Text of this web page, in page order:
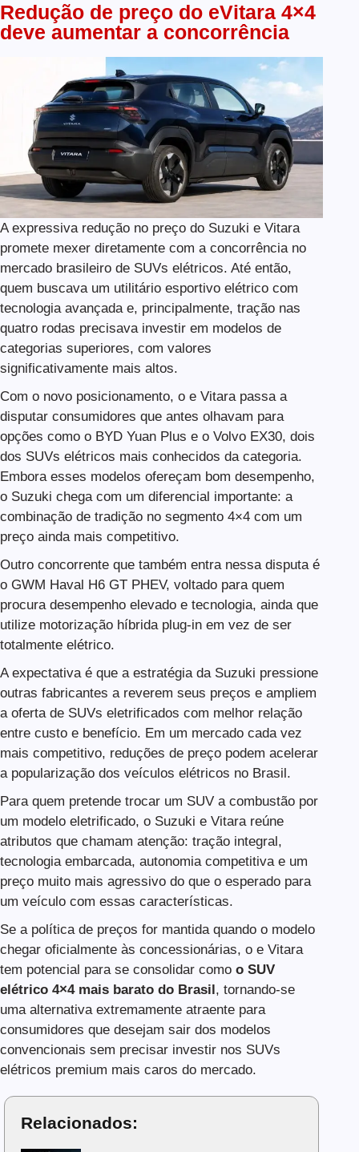
Redução de preço do eVitara 4×4
deve aumentar a concorrência
A expressiva redução no preço do Suzuki e Vitara
promete mexer diretamente com a concorrência no
mercado brasileiro de SUVs elétricos. Até então,
quem buscava um utilitário esportivo elétrico com
tecnologia avançada e, principalmente, tração nas
quatro rodas precisava investir em modelos de
categorias superiores, com valores
significativamente mais altos.
Com o novo posicionamento, o e Vitara passa a
disputar consumidores que antes olhavam para
opções como o BYD Yuan Plus e o Volvo EX30, dois
dos SUVs elétricos mais conhecidos da categoria.
Embora esses modelos ofereçam bom desempenho,
o Suzuki chega com um diferencial importante: a
combinação de tradição no segmento 4×4 com um
preço ainda mais competitivo.
Outro concorrente que também entra nessa disputa é
o GWM Haval H6 GT PHEV, voltado para quem
procura desempenho elevado e tecnologia, ainda que
utilize motorização híbrida plug-in em vez de ser
totalmente elétrico.
A expectativa é que a estratégia da Suzuki pressione
outras fabricantes a reverem seus preços e ampliem
a oferta de SUVs eletrificados com melhor relação
entre custo e benefício. Em um mercado cada vez
mais competitivo, reduções de preço podem acelerar
a popularização dos veículos elétricos no Brasil.
Para quem pretende trocar um SUV a combustão por
um modelo eletrificado, o Suzuki e Vitara reúne
atributos que chamam atenção: tração integral,
tecnologia embarcada, autonomia competitiva e um
preço muito mais agressivo do que o esperado para
um veículo com essas características.
Se a política de preços for mantida quando o modelo
chegar oficialmente às concessionárias, o e Vitara
tem potencial para se consolidar como o SUV
elétrico 4×4 mais barato do Brasil, tornando-se
uma alternativa extremamente atraente para
consumidores que desejam sair dos modelos
convencionais sem precisar investir nos SUVs
elétricos premium mais caros do mercado.
Relacionados: